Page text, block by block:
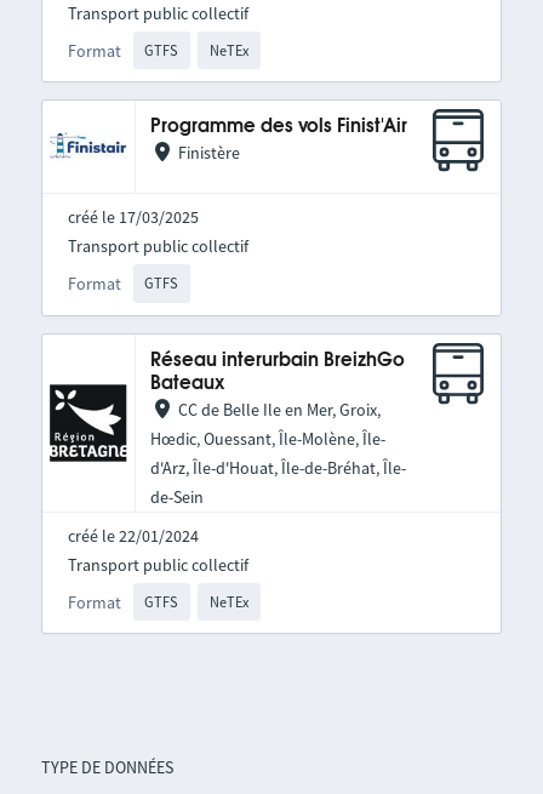
TYPE DE DONNÉES
Format GTFS NeTEx
Transport public collectif
Programme des vols Finist'Air
Finistère
créé le 17/03/2025
Format GTFS
Transport public collectif
Réseau interurbain BreizhGo
Bateaux
CC de Belle Ile en Mer, Groix,
Hœdic, Ouessant, Île-Molène, Île-
d'Arz, Île-d'Houat, Île-de-Bréhat, Île-
de-Sein
créé le 22/01/2024
Format GTFS NeTEx
Transport public collectif